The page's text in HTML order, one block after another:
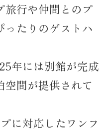
旅行や仲間とのプ
ったりのゲストハ
年には別館が完成
空間が提供されて
に対応したワンフ